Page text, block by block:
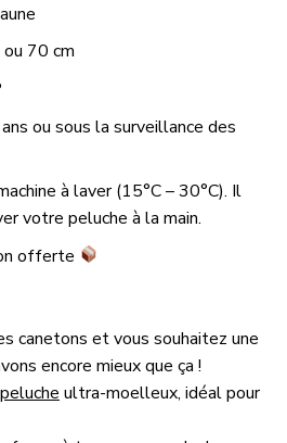
70 cm
ou sous la surveillance des
à laver (15°C – 30°C). Il
votre peluche à la main.
offerte
canetons et vous souhaitez une
encore mieux que ça !
ultra-moelleux, idéal pour